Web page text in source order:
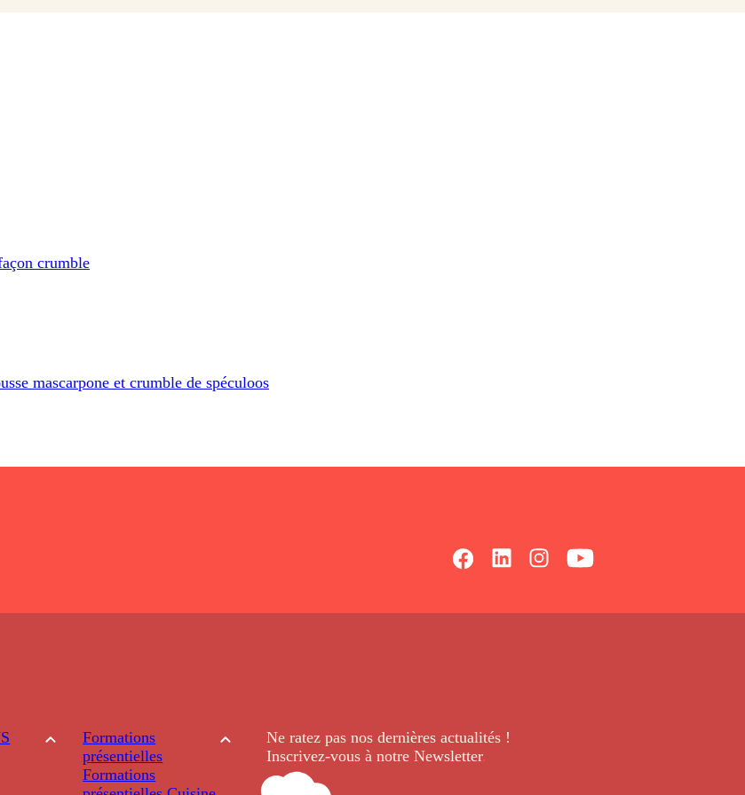
crumble
mascarpone et crumble de spéculoos
Formations
présentielles
Formations
Ne ratez pas nos dernièresactualités !
Inscrivez-vous à notre Newsletter.